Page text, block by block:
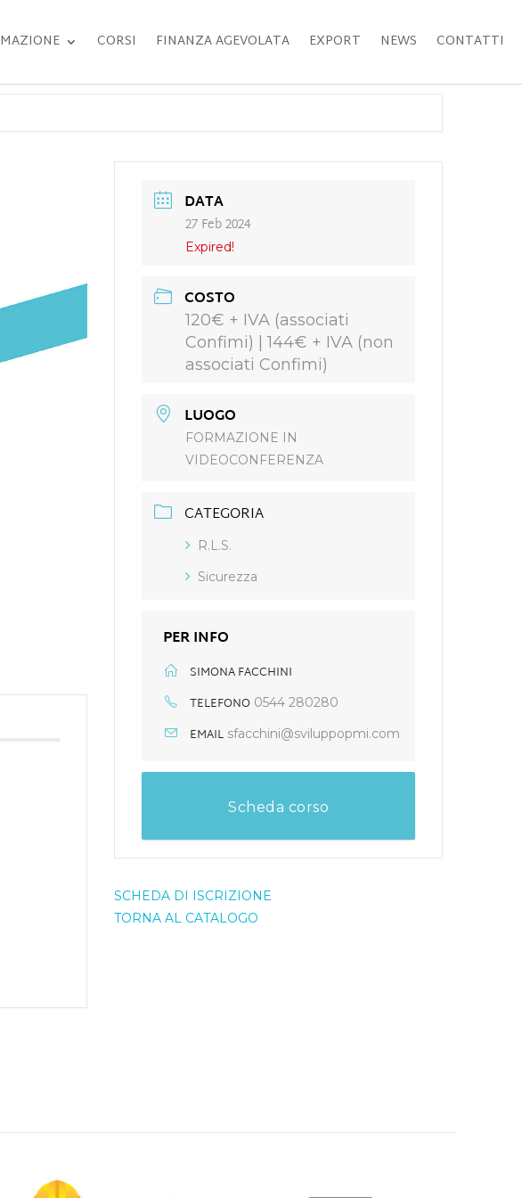
CORSI FINANZA AGEVOLATA EXPORT NEWS CONTATTI
DATA
27 Feb 2024
Expired!
COSTO
120€ + IVA (associati
Confimi) | 144€ + IVA (non
associati Confimi)
LUOGO
FORMAZIONE IN
VIDEOCONFERENZA
CATEGORIA
R.L.S.
Sicurezza
PER INFO
SIMONA FACCHINI
TELEFONO 0544 280280
EMAIL sfacchini@sviluppopmi.com
Scheda corso
SCHEDA DI ISCRIZIONE
TORNA AL CATALOGO